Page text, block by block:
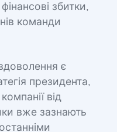
збитки,
команди
є
президента,
від
вже зазнають